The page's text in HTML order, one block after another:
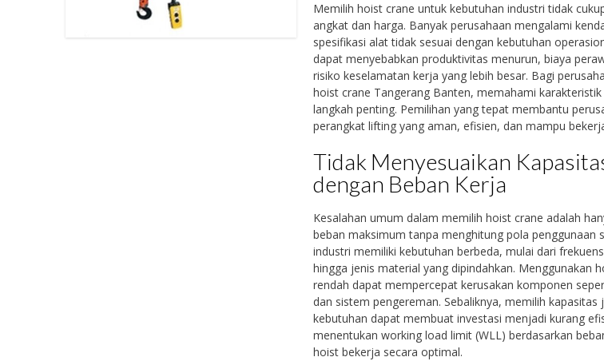
Memilih hoist crane untuk kebutuhan industri tidak
angkat dan harga. Banyak perusahaan mengalami
spesifikasi alat tidak sesuai dengan kebutuhan
dapat menyebabkan produktivitas menurun, biaya
risiko keselamatan kerja yang lebih besar. Bagi
hoist crane Tangerang Banten, memahami
langkah penting. Pemilihan yang tepat membantu
perangkat lifting yang aman, efisien, dan mampu
Tidak Menyesuaikan
dengan Beban Kerja
Kesalahan umum dalam memilih hoist crane adalah
beban maksimum tanpa menghitung pola penggunaan
industri memiliki kebutuhan berbeda, mulai dari
hingga jenis material yang dipindahkan. Menggunakan
rendah dapat mempercepat kerusakan komponen
dan sistem pengereman. Sebaliknya, memilih kapasitas
kebutuhan dapat membuat investasi menjadi kurang
menentukan working load limit (WLL) berdasarkan
hoist bekerja secara optimal.